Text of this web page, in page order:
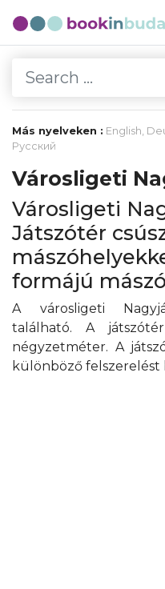
Más nyelveken : English,
Русский
Városligeti
Városligeti
Játszótér
formájú
A városligeti
található. A
négyzetméter. A
különböző felszerelést